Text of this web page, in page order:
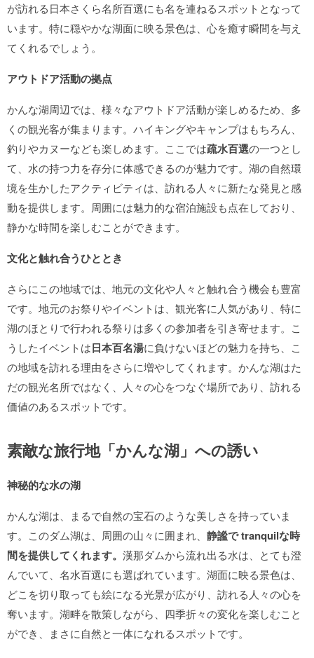
が訪れる日本さくら名所百選にも名を連ねるスポットとなって
います。特に穏やかな湖面に映る景色は、心を癒す瞬間を与え
てくれるでしょう。
アウトドア活動の拠点
かんな湖周辺では、様々なアウトドア活動が楽しめるため、多
くの観光客が集まります。ハイキングやキャンプはもちろん、
釣りやカヌーなども楽しめます。ここでは疏水百選の一つとし
て、水の持つ力を存分に体感できるのが魅力です。湖の自然環
境を生かしたアクティビティは、訪れる人々に新たな発見と感
動を提供します。周囲には魅力的な宿泊施設も点在しており、
静かな時間を楽しむことができます。
文化と触れ合うひととき
さらにこの地域では、地元の文化や人々と触れ合う機会も豊富
です。地元のお祭りやイベントは、観光客に人気があり、特に
湖のほとりで行われる祭りは多くの参加者を引き寄せます。こ
うしたイベントは日本百名湯に負けないほどの魅力を持ち、こ
の地域を訪れる理由をさらに増やしてくれます。かんな湖はた
だの観光名所ではなく、人々の心をつなぐ場所であり、訪れる
価値のあるスポットです。
素敵な旅行地「かんな湖」への誘い
神秘的な水の湖
かんな湖は、まるで自然の宝石のような美しさを持っていま
す。このダム湖は、周囲の山々に囲まれ、 静謐で tranquilな時
間を提供してくれます。 漢那ダムから流れ出る水は、とても澄
んでいて、名水百選にも選ばれています。湖面に映る景色は、
どこを切り取っても絵になる光景が広がり、訪れる人々の心を
奪います。湖畔を散策しながら、四季折々の変化を楽しむこと
ができ、まさに自然と一体になれるスポットです。